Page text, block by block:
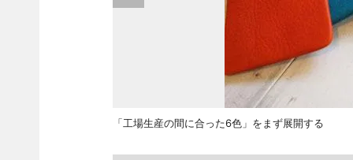
「工場生産の間に合った6色」をまず展開する